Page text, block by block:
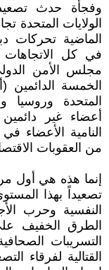
وفجأة حدث
الولايات المتحدة
الماضية تحركات
في كل
مجلس الأمن
الخمسة الدائمين
المتحدة وروسيا
أعضاء غير
النامية الأعضاء
من العقوبات
إنما هذه هي أول
تصعيداً بهذا
النفسية وحرب
الطرق الخفيف
التسريبات
القتالية لفرقاء